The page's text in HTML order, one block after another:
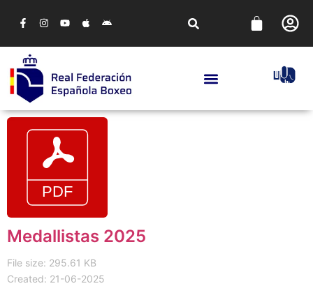
Medallistas 2025
File size: 295.61 KB
Created: 21-06-2025